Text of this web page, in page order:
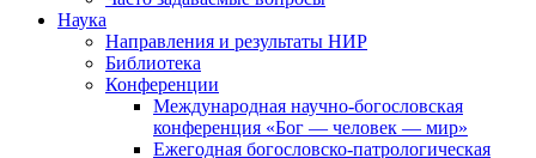
Наука
Направления и результаты НИР
Библиотека
Конференции
Международная научно-богословская
конференция «Бог — человек — мир»
Ежегодная богословско-патрологическая